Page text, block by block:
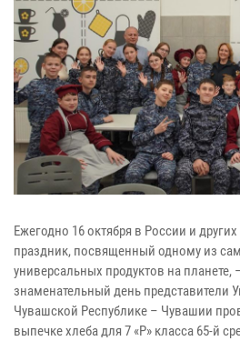
Ежегодно 16 октября в России и других
праздник, посвященный одному из
универсальных продуктов на
знаменательный день представители
Чувашской Республике – Чувашии
выпечке хлеба для 7 «Р» класса 65-й